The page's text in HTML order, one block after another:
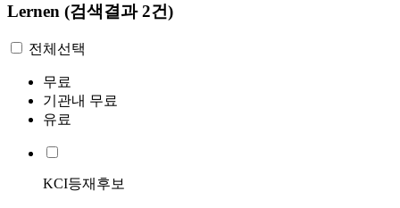
Lernen (검색결과 2건)
전체선택
무료
기관내 무료
유료
KCI등재후보